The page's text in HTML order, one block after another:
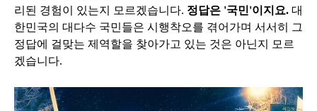
리된 경험이 있는지 모르겠습니다. 정답은 '국민'이지요. 대
한민국의 대다수 국민들은 시행착오를 겪어가며 서서히 그
정답에 걸맞는 제역할을 찾아가고 있는 것은 아닌지 모르
겠습니다.